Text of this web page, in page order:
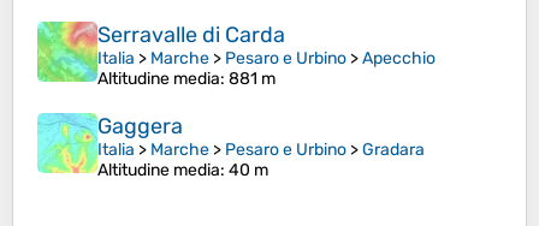
Serravalle di Carda
Italia > Marche > Pesaro e Urbino >Apecchio
Altitudine media: 881 m
Gaggera
Italia > Marche > Pesaro e Urbino >Gradara
Altitudine media: 40 m